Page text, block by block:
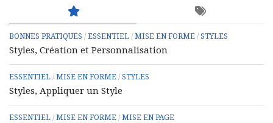
BONNES PRATIQUES / ESSENTIEL / MISE EN FORME / STYLES
Styles, Création et Personnalisation
ESSENTIEL / MISE EN FORME / STYLES
Styles, Appliquer un Style
ESSENTIEL / MISE EN FORME / MISE EN PAGE